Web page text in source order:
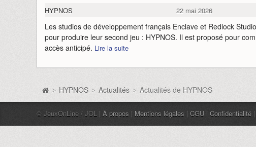
HYPNOS 22 mai 2026
Les studios de développement français Enclave et Redlock
pour produire leur second jeu : HYPNOS. Il est proposé pour
accès anticipé. Lire la suite
> HYPNOS > Actualités > Actualités de HYPNOS
© JeuxOnLine / JOL | À propos | Mentions légales | CGU | Confidentialité |